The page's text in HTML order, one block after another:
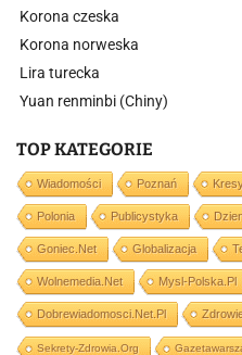
Korona czeska
Korona norweska
Lira turecka
Yuan renminbi (Chiny)
TOP KATEGORIE
Wiadomości Poznań
Polonia Publicystyka
Goniec.net Globalizacja
Wolnemedia.net Mysl-Polska.pl
Dobrewiadomosci.net.pl
Sekrety-Zdrowia.org